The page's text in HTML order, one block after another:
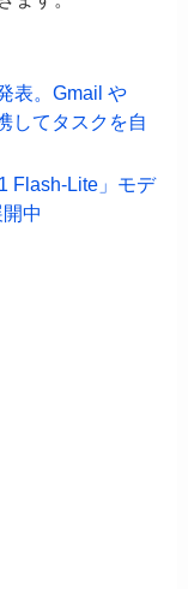
表。Gmail や
してタスクを自
Flash-Lite」モデ
中